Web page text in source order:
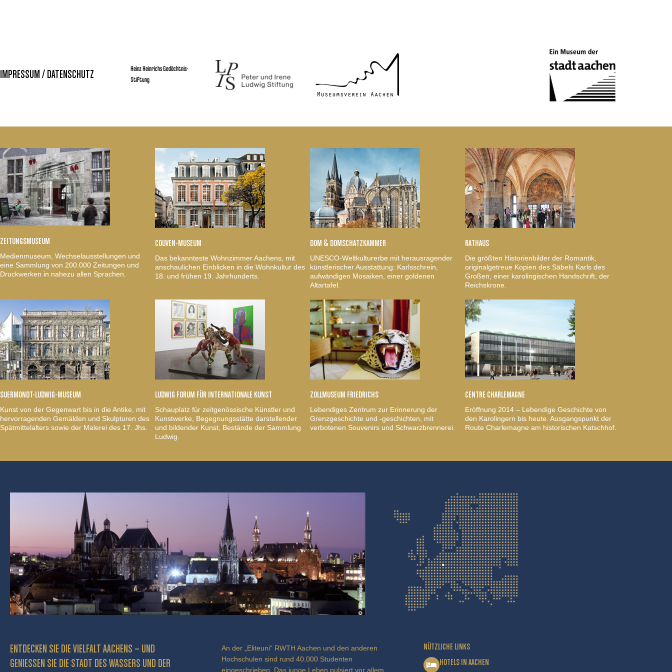
IMPRESSUM / DATENSCHUTZ
Heinz Heinrichs Gedächtnis-
Stiftung
ZEITUNGSMUSEUM
Medienmuseum, Wechselausstellungen und
eine Sammlung von 200.000 Zeitungen und
Druckwerken in nahezu allen Sprachen.
COUVEN-MUSEUM
Das bekannteste Wohnzimmer Aachens, mit
anschaulichen Einblicken in die Wohnkultur des
18. und frühen 19. Jahrhunderts.
DOM & DOMSCHATZKAMMER
UNESCO-Weltkulturerbe mit herausragender
künstlerischer Ausstattung: Karlsschrein,
aufwändigen Mosaiken, einer goldenen
Altartafel.
RATHAUS
Die größten Historienbilder der Romantik,
originalgetreue Kopien des Säbels Karls des
Großen, einer karolingischen Handschrift, der
Reichskrone.
SUERMONDT-LUDWIG-MUSEUM
Kunst von der Gegenwart bis in die Antike, mit
hervorragenden Gemälden und Skulpturen des
Spätmittelalters sowie der Malerei des 17. Jhs.
LUDWIG FORUM FÜR INTERNATIONALE KUNST
Schauplatz für zeitgenössische Künstler und
Kunstwerke, Begegnungsstätte darstellender
und bildender Kunst, Bestände der Sammlung
Ludwig.
ZOLLMUSEUM FRIEDRICHS
Lebendiges Zentrum zur Erinnerung der
Grenzgeschichte und -geschichten, mit
verbotenen Souvenirs und Schwarzbrennerei.
CENTRE CHARLEMAGNE
Eröffnung 2014 – Lebendige Geschichte von
den Karolingern bis heute. Ausgangspunkt der
Route Charlemagne am historischen Katschhof.
ENTDECKEN SIE DIE VIELFALT AACHENS – UND
GENIESSEN SIE DIE STADT DES WASSERS UND DER P
An der „Eliteuni“ RWTH Aachen und den anderen
Hochschulen sind rund 40.000 Studenten
eingeschrieben. Das junge Leben pulsiert vor allem
NÜTZLICHE LINKS
HOTELS IN AACHEN